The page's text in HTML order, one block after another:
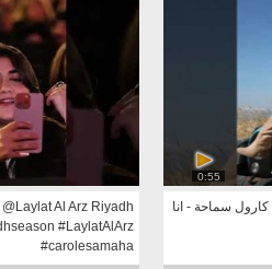
0:55
Carole Samaha - Ana Geet | كارول سماحة - انا
Al Arz Riyadh
#LaylatAlArz
#carolesamaha